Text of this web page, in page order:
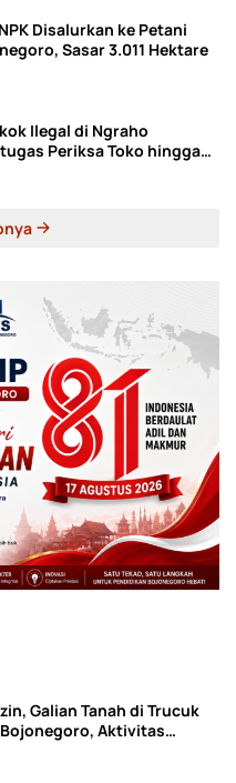
Disalurkan ke Petani
Sasar 3.011 Hektare
Ilegal di Ngraho
Periksa Toko hingga
Galian Tanah di Trucuk
Aktivitas